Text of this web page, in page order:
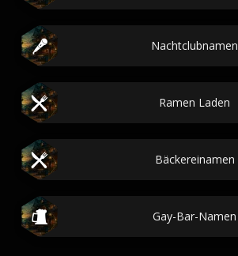
Nachtclubnamen
Ramen Laden
Bäckereinamen
Gay-Bar-Namen